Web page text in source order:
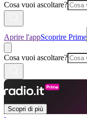
Cosa vuoi ascoltare?
Aprire l'appScoprire Prime
Cosa vuoi ascoltare?
Scopri di più